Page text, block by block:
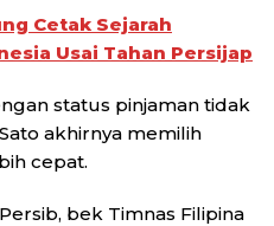
Cetak Sejarah
Usai Tahan Persijap
status pinjaman tidak
akhirnya memilih
cepat.
bek Timnas Filipina